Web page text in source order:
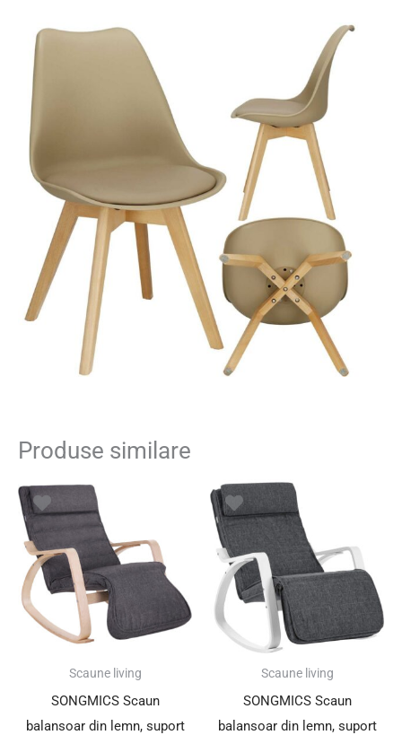
Produse similare
Scaune living
SONGMICS Scaun
balansoar din lemn, suport
Scaune living
SONGMICS Scaun
balansoar din lemn, suport